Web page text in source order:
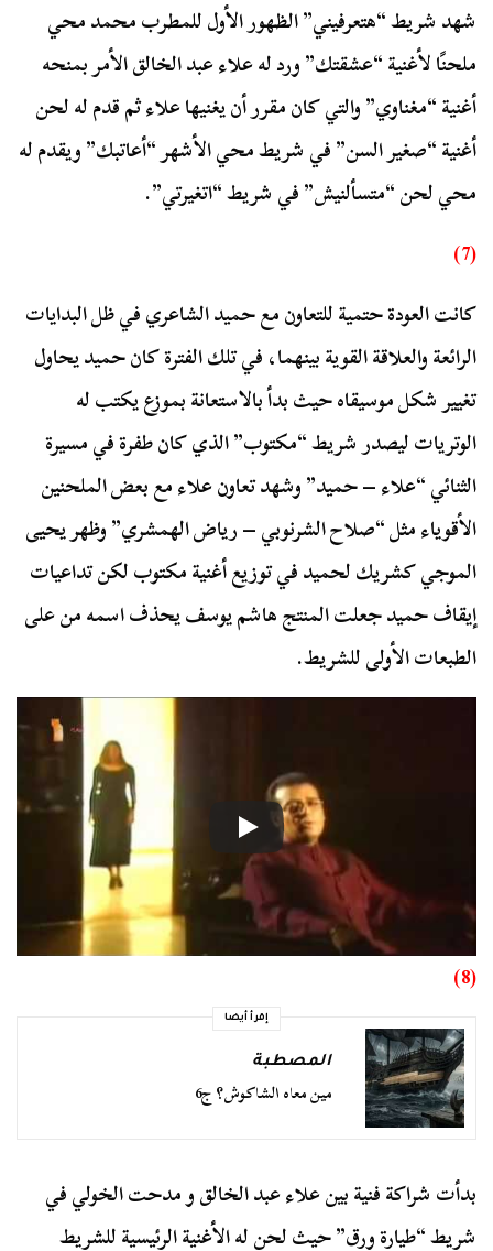
شهد شريط “هتعرفيني” الظهور الأول للمطرب محمد محي
ملحنًا لأغنية “عشقتك” ورد له علاء عبد الخالق الأمر بمنحه
أغنية “مغناوي” والتي كان مقرر أن يغنيها علاء ثم قدم له لحن
أغنية “صغير السن” في شريط محي الأشهر “أعاتبك” ويقدم له
محي لحن “متسألنيش” في شريط “اتغيرتي”.
(7)
كانت العودة حتمية للتعاون مع حميد الشاعري في ظل البدايات
الرائعة والعلاقة القوية بينهما، في تلك الفترة كان حميد يحاول
تغيير شكل موسيقاه حيث بدأ بالاستعانة بموزع يكتب له
الوتريات ليصدر شريط “مكتوب” الذي كان طفرة في مسيرة
الثنائي “علاء – حميد” وشهد تعاون علاء مع بعض الملحنين
الأقوياء مثل “صلاح الشرنوبي – رياض الهمشري” وظهر يحيى
الموجي كشريك لحميد في توزيع أغنية مكتوب لكن تداعيات
إيقاف حميد جعلت المنتج هاشم يوسف يحذف اسمه من على
الطبعات الأولى للشريط.
(8)
إقرأ أيضا
المصطبة
مين معاه الشاكوش؟ ج6
بدأت شراكة فنية بين علاء عبد الخالق و مدحت الخولي في
شريط “طيارة ورق” حيث لحن له الأغنية الرئيسية للشريط